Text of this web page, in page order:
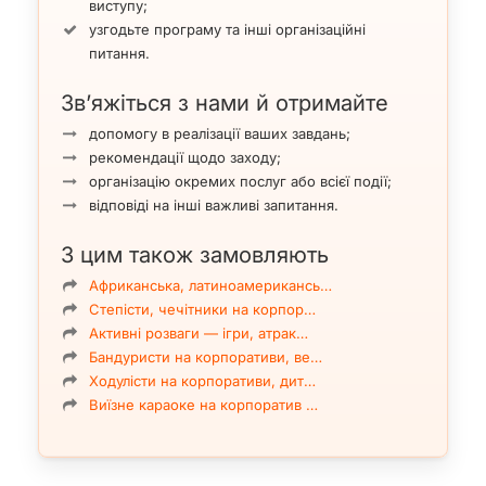
від А до Я, наприклад ювілею чи дня народження
(див.тут).
Передусім — уміння працювати з різними
форматами заходів. Це можуть бути ювілеї, дні
народження, корпоративні вечори, камерні
сімейні свята, урочисті події з офіційною
частиною або легкі розважальні програми з
танцями, інтерактивами та привітаннями. У
стиль спілкування, темп, формат подачі та
структуру сценарію.
Олександра вміє бути одночасно душевною й
організованою. Вона не просто оголошує тости,
конкурси чи музичні паузи, а вибудовує
емоційну лінію вечора, завдяки якій свято
сприймається цілісно та природно. Для одних
виступу;
узгодьте програму та інші організаційні
питання.
Зв’яжіться з нами й отримайте
допомогу в реалізації ваших завдань;
рекомендації щодо заходу;
організацію окремих послуг або всієї події;
відповіді на інші важливі запитання.
З цим також замовляють
Африканська, латиноамерикансь…
Степісти, чечітники на корпор…
Активні розваги — ігри, атрак…
Бандуристи на корпоративи, ве…
Ходулісти на корпоративи, дит…
Виїзне караоке на корпоратив …